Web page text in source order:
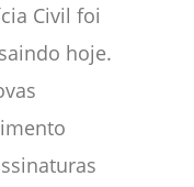
Civil foi
hoje.